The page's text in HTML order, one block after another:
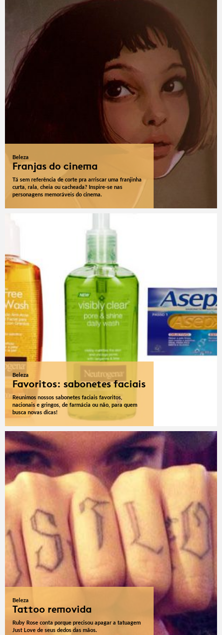
Beleza
Franjas do cinema
Tá sem referência de corte pra arriscar uma franjinha
curta, rala, cheia ou cacheada? Inspire-se nas
personagens memoráveis do cinema.
Beleza
Favoritos: sabonetes faciais
Reunimos nossos sabonetes faciais favoritos,
nacionais e gringos, de farmácia ou não, para quem
busca novas dicas!
Beleza
Tattoo removida
Ruby Rose conta porque precisou apagar a tatuagem
Just Love de seus dedos das mãos.